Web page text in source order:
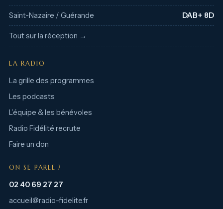
Saint-Nazaire / Guérande DAB+ 8D
Tout sur la réception →
LA RADIO
La grille des programmes
Les podcasts
L’équipe & les bénévoles
Radio Fidélité recrute
Faire un don
ON SE PARLE ?
02 40 69 27 27
accueil@radio-fidelite.fr